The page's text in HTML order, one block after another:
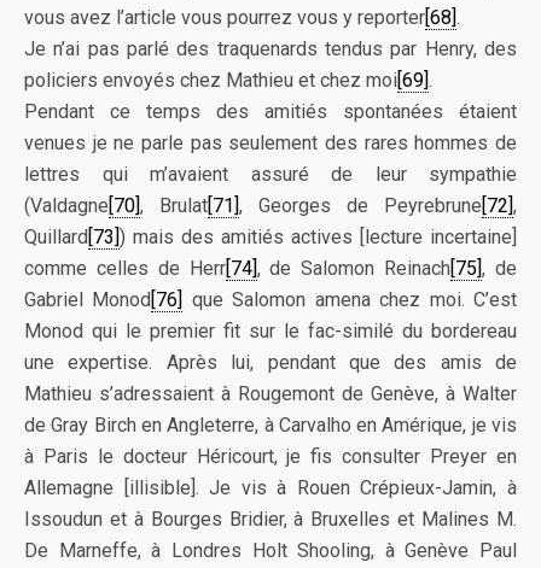
vous avez l’article vous pourrez vous y reporter[68].
Je n’ai pas parlé des traquenards tendus par Henry, des
policiers envoyés chez Mathieu et chez moi[69].
Pendant ce temps des amitiés spontanées étaient
venues je ne parle pas seulement des rares hommes de
lettres qui m’avaient assuré de leur sympathie
(Valdagne[70], Brulat[71], Georges de Peyrebrune[72],
Quillard[73]) mais des amitiés actives [lecture incertaine]
comme celles de Herr[74], de Salomon Reinach[75], de
Gabriel Monod[76] que Salomon amena chez moi. C’est
Monod qui le premier fit sur le fac-similé du bordereau
une expertise. Après lui, pendant que des amis de
Mathieu s’adressaient à Rougemont de Genève, à Walter
de Gray Birch en Angleterre, à Carvalho en Amérique, je vis
à Paris le docteur Héricourt, je fis consulter Preyer en
Allemagne [illisible]. Je vis à Rouen Crépieux-Jamin, à
Issoudun et à Bourges Bridier, à Bruxelles et Malines M.
De Marneffe, à Londres Holt Shooling, à Genève Paul